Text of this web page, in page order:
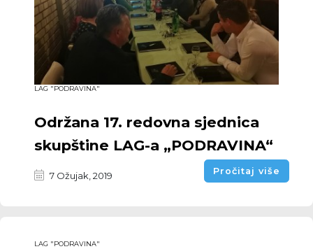
LAG "PODRAVINA"
Održana 17. redovna sjednica
skupštine LAG-a „PODRAVINA“
7 Ožujak, 2019 Pročitaj više
LAG "PODRAVINA"